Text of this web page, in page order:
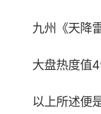
九州《天降
大盘热度值
以上所述便